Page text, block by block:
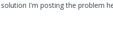
I'm posting the problem